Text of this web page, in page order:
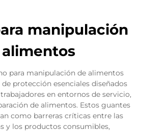
manipulación
para manipulación de alimentos
protección esenciales diseñados
en entornos de servicio,
de alimentos. Estos guantes
como barreras críticas entre las
y los productos consumibles,